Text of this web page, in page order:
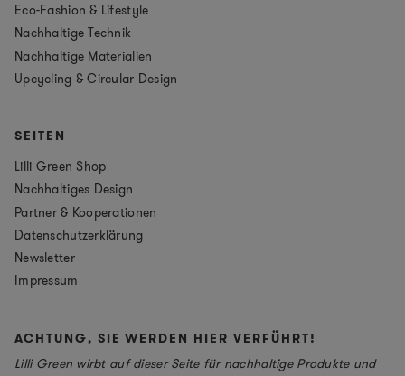
Eco-Fashion & Lifestyle
Nachhaltige Technik
Nachhaltige Materialien
Upcycling & Circular Design
SEITEN
Lilli Green Shop
Nachhaltiges Design
Partner & Kooperationen
Datenschutzerklärung
Newsletter
Impressum
ACHTUNG, SIE WERDEN HIER VERFÜHRT!
Lilli Green wirbt auf dieser Seite für nachhaltige Produkte und